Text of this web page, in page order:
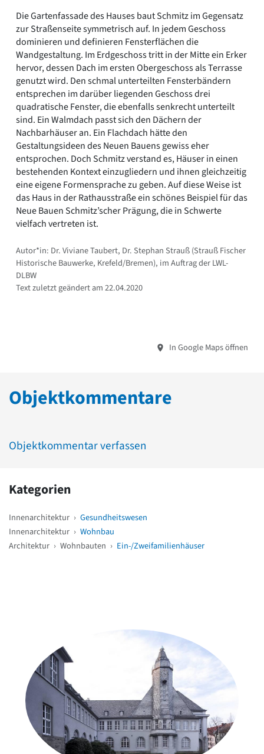
Die Gartenfassade des Hauses baut Schmitz im Gegensatz
zur Straßenseite symmetrisch auf. In jedem Geschoss
dominieren und definieren Fensterflächen die
Wandgestaltung. Im Erdgeschoss tritt in der Mitte ein Erker
hervor, dessen Dach im ersten Obergeschoss als Terrasse
genutzt wird. Den schmal unterteilten Fensterbändern
entsprechen im darüber liegenden Geschoss drei
quadratische Fenster, die ebenfalls senkrecht unterteilt
sind. Ein Walmdach passt sich den Dächern der
Nachbarhäuser an. Ein Flachdach hätte den
Gestaltungsideen des Neuen Bauens gewiss eher
entsprochen. Doch Schmitz verstand es, Häuser in einen
bestehenden Kontext einzugliedern und ihnen gleichzeitig
eine eigene Formensprache zu geben. Auf diese Weise ist
das Haus in der Rathausstraße ein schönes Beispiel für das
Neue Bauen Schmitz’scher Prägung, die in Schwerte
vielfach vertreten ist.
Autor*in: Dr. Viviane Taubert, Dr. Stephan Strauß (Strauß Fischer
Historische Bauwerke, Krefeld/Bremen), im Auftrag der LWL-
DLBW
Text zuletzt geändert am 22.04.2020
In Google Maps öffnen
Objektkommentare
Objektkommentar verfassen
Kategorien
Innenarchitektur › Gesundheitswesen
Innenarchitektur › Wohnbau
Architektur › Wohnbauten › Ein-/Zweifamilienhäuser